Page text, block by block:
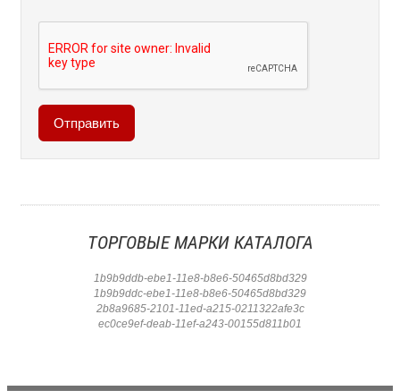
ТОРГОВЫЕ МАРКИ КАТАЛОГА
1b9b9ddb-ebe1-11e8-b8e6-50465d8bd329
1b9b9ddc-ebe1-11e8-b8e6-50465d8bd329
2b8a9685-2101-11ed-a215-0211322afe3c
ec0ce9ef-deab-11ef-a243-00155d811b01